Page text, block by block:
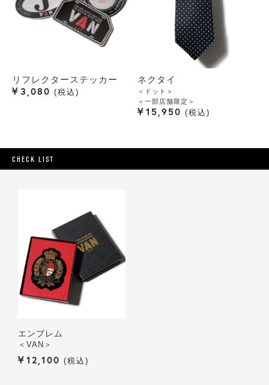
リフレクターステッカー
¥ 3,080 税込
ネクタイ
＜ドット＞
＜一部店舗限定＞
¥ 15,950 税込
CHECK LIST
エンブレム
＜VAN＞
¥ 12,100 税込